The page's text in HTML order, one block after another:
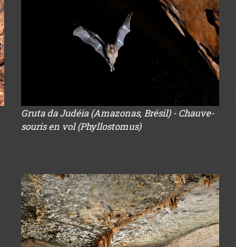
Gruta da Judéia (Amazonas, Brésil) - Chauve-
souris en vol (Phyllostomus)